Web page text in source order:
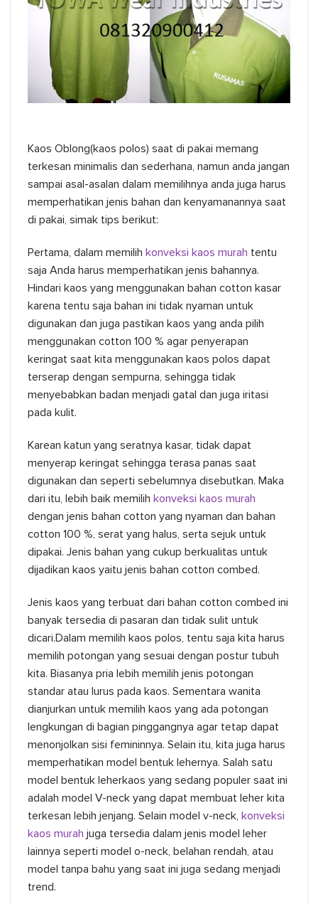
Kaos Oblong(kaos polos) saat di pakai memang
terkesan minimalis dan sederhana, namun anda jangan
sampai asal-asalan dalam memilihnya anda juga harus
memperhatikan jenis bahan dan kenyamanannya saat
di pakai, simak tips berikut:
Pertama, dalam memilih konveksi kaos murah tentu
saja Anda harus memperhatikan jenis bahannya.
Hindari kaos yang menggunakan bahan cotton kasar
karena tentu saja bahan ini tidak nyaman untuk
digunakan dan juga pastikan kaos yang anda pilih
menggunakan cotton 100 % agar penyerapan
keringat saat kita menggunakan kaos polos dapat
terserap dengan sempurna, sehingga tidak
menyebabkan badan menjadi gatal dan juga iritasi
pada kulit.
Karean katun yang seratnya kasar, tidak dapat
menyerap keringat sehingga terasa panas saat
digunakan dan seperti sebelumnya disebutkan. Maka
dari itu, lebih baik memilih konveksi kaos murah
dengan jenis bahan cotton yang nyaman dan bahan
cotton 100 %, serat yang halus, serta sejuk untuk
dipakai. Jenis bahan yang cukup berkualitas untuk
dijadikan kaos yaitu jenis bahan cotton combed.
Jenis kaos yang terbuat dari bahan cotton combed ini
banyak tersedia di pasaran dan tidak sulit untuk
dicari.Dalam memilih kaos polos, tentu saja kita harus
memilih potongan yang sesuai dengan postur tubuh
kita. Biasanya pria lebih memilih jenis potongan
standar atau lurus pada kaos. Sementara wanita
dianjurkan untuk memilih kaos yang ada potongan
lengkungan di bagian pinggangnya agar tetap dapat
menonjolkan sisi femininnya. Selain itu, kita juga harus
memperhatikan model bentuk lehernya. Salah satu
model bentuk leherkaos yang sedang populer saat ini
adalah model V-neck yang dapat membuat leher kita
terkesan lebih jenjang. Selain model v-neck, konveksi
kaos murah juga tersedia dalam jenis model leher
lainnya seperti model o-neck, belahan rendah, atau
model tanpa bahu yang saat ini juga sedang menjadi
trend.